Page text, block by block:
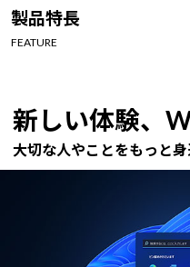
製品特長
FEATURE
新しい体験、
大切な人やことをもっと身